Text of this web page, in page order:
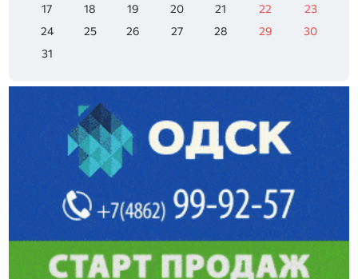
17
18 19 20 21 22
23
24
25 26 27 28 29
30
31